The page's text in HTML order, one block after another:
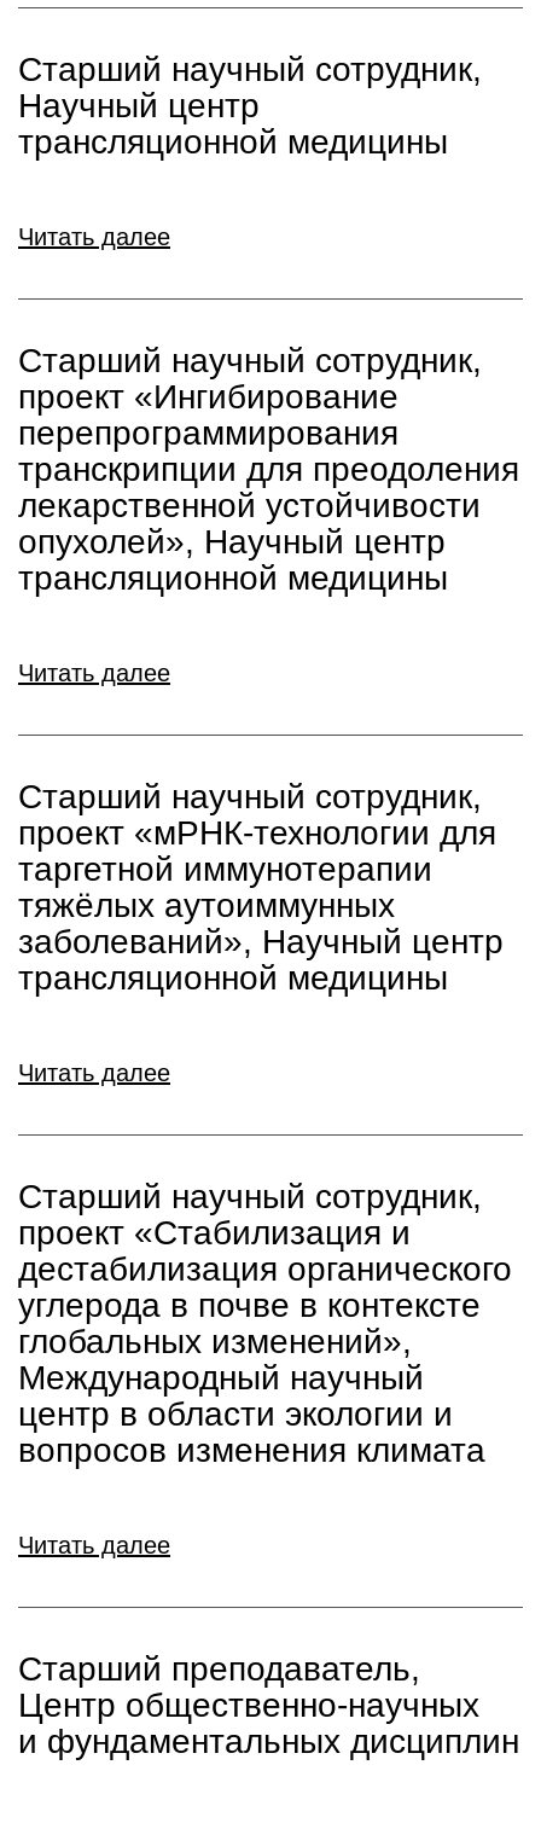
Старший научный сотрудник,
Научный центр
трансляционной медицины
Читать далее
Старший научный сотрудник,
проект «Ингибирование
перепрограммирования
транскрипции для преодоления
лекарственной устойчивости
опухолей», Научный центр
трансляционной медицины
Читать далее
Старший научный сотрудник,
проект «мРНК-технологии для
таргетной иммунотерапии
тяжёлых аутоиммунных
заболеваний», Научный центр
трансляционной медицины
Читать далее
Старший научный сотрудник,
проект «Стабилизация и
дестабилизация органического
углерода в почве в контексте
глобальных изменений»,
Международный научный
центр в области экологии и
вопросов изменения климата
Читать далее
Старший преподаватель,
Центр общественно-научных
и фундаментальных дисциплин